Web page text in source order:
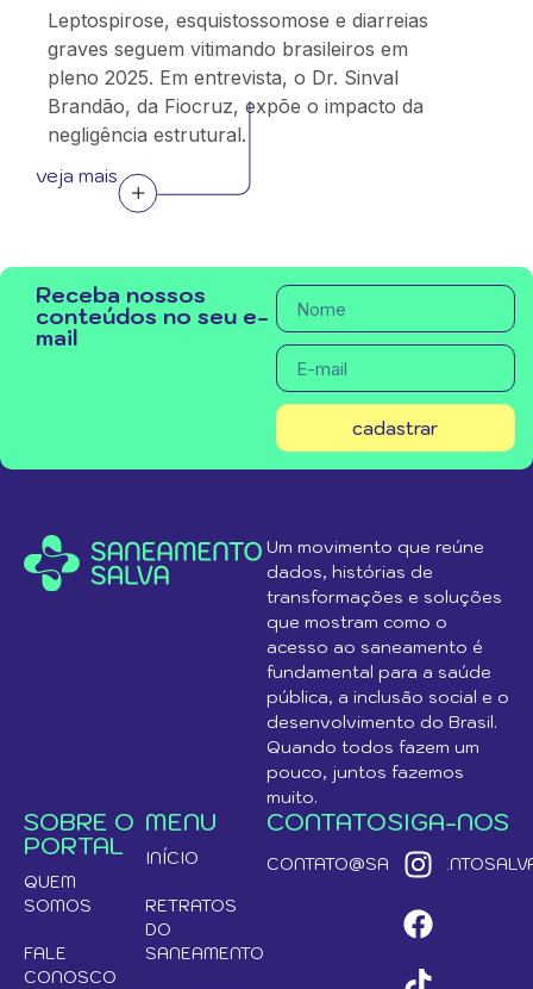
Leptospirose, esquistossomose e diarreias
graves seguem vitimando brasileiros em
pleno 2025. Em entrevista, o Dr. Sinval
Brandão, da Fiocruz, expõe o impacto da
negligência estrutural.
veja mais
Receba nossos
conteúdos no seu e-
mail
cadastrar
Um movimento que reúne
dados, histórias de
transformações e soluções
que mostram como o
acesso ao saneamento é
fundamental para a saúde
pública, a inclusão social e o
desenvolvimento do Brasil.
Quando todos fazem um
pouco, juntos fazemos
muito.
SOBRE O
PORTAL
QUEM
SOMOS
FALE
CONOSCO
MENU
INÍCIO
RETRATOS
DO
SANEAMENTO
CONTATOSIGA-NOS